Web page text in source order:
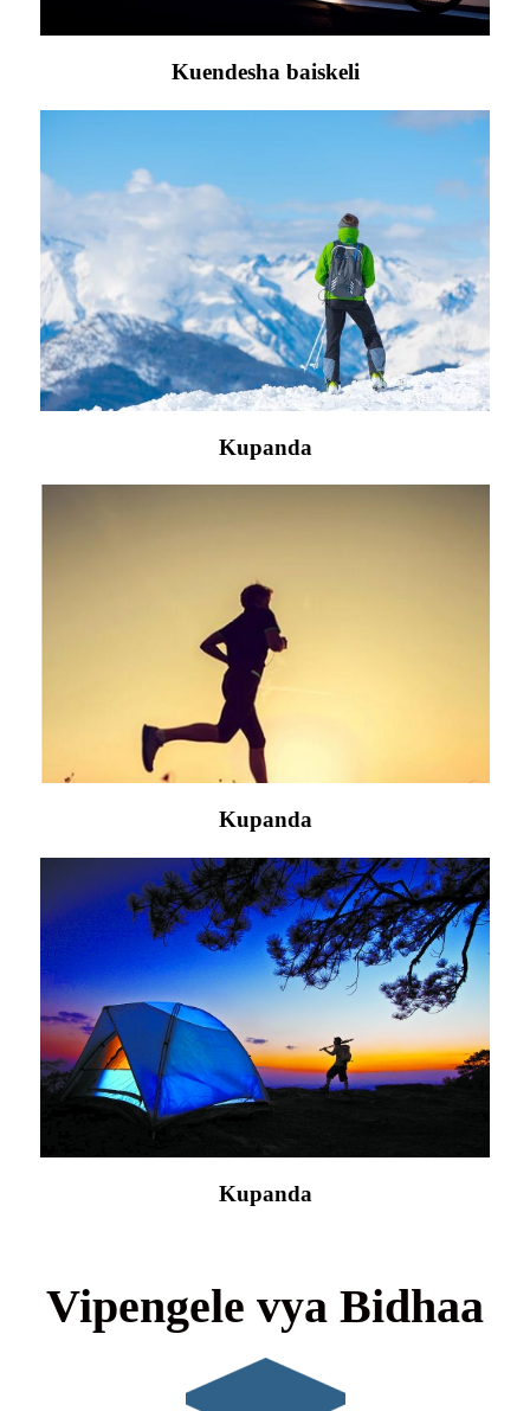
Kuendesha baiskeli
Kupanda
Kupanda
Kupanda
Vipengele vya Bidhaa